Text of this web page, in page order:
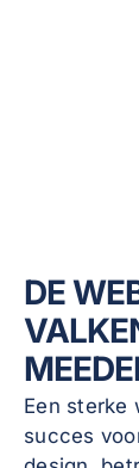
DE
Een sterke
succes